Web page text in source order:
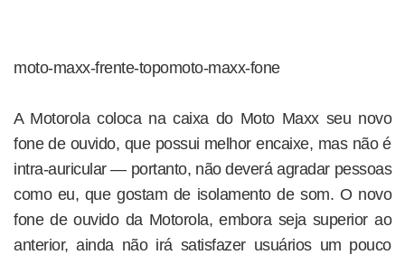
moto-maxx-frente-topomoto-maxx-fone
A Motorola coloca na caixa do Moto Maxx seu novo
fone de ouvido, que possui melhor encaixe, mas não é
intra-auricular — portanto, não deverá agradar pessoas
como eu, que gostam de isolamento de som. O novo
fone de ouvido da Motorola, embora seja superior ao
anterior, ainda não irá satisfazer usuários um pouco